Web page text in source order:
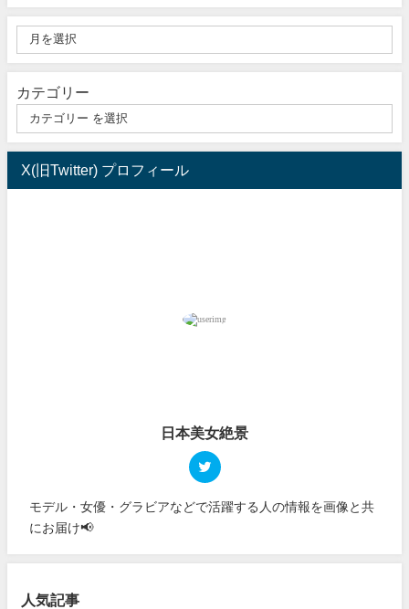
カテゴリー
X(旧Twitter) プロフィール
日本美女絶景
モデル・女優・グラビアなどで活躍する人の情報を画像と共
にお届け📢
人気記事